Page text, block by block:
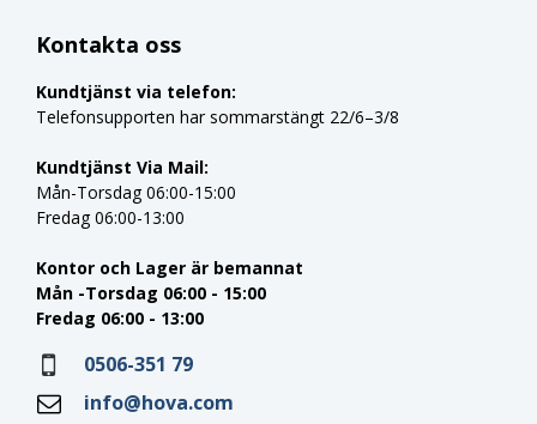
Kontakta oss
Kundtjänst via telefon:
Telefonsupporten har sommarstängt 22/6–3/8
Kundtjänst Via Mail:
Mån-Torsdag 06:00-15:00
Fredag 06:00-13:00
Kontor och Lager är bemannat
Mån -Torsdag 06:00 - 15:00
Fredag 06:00 - 13:00
0506-351 79
info@hova.com